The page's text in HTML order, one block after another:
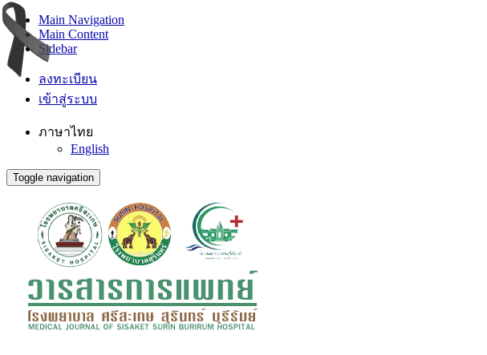
Main Navigation
Main Content
Sidebar
ลงทะเบียน
เข้าสู่ระบบ
ภาษาไทย
English
Toggle navigation